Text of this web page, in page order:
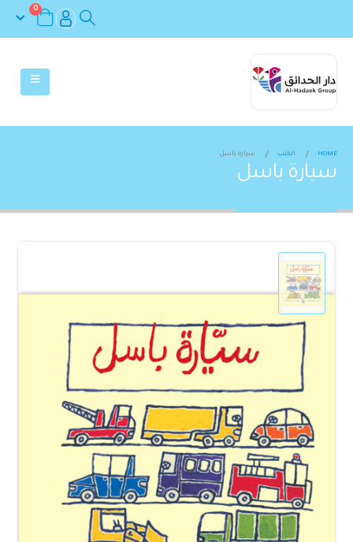
0
HOME الكتب سيارة باسل
سيارة باسل